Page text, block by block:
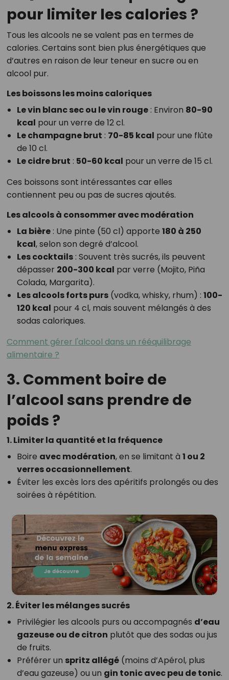
pour limiter les calories ?
Tous les alcools ne se valent pas en termes de
calories. Certains sont bien plus énergétiques que
d’autres en raison de leur teneur en sucre ou en
alcool pur.
Les boissons les moins caloriques
Le vin blanc sec ou le vin rouge: Environ 80-90
kcal pour un verre de 12 cl.
Le champagne brut : 70-85 kcal pour une flûte
de 10 cl.
Le cidre brut : 50-60 kcal pour un verre de 15 cl.
Ces boissons sont intéressantes car elles
contiennent peu ou pas de sucres ajoutés.
Les alcools à consommer avec modération
La bière: Une pinte (50 cl) apporte 180 à 250
kcal, selon son degré d’alcool.
Les cocktails: Souvent très sucrés, ils peuvent
dépasser 200-300 kcal par verre (Mojito, Piña
Colada, Margarita).
Les alcools forts purs(vodka, whisky, rhum) : 100-
120 kcal pour 4 cl, mais souvent mélangés à des
sodas caloriques.
Comment gérer l'alcool dans un rééquilibrage
alimentaire ?
3. Comment boire de
l’alcool sans prendre de
poids ?
1. Limiter la quantité et la fréquence
Boire avec modération, en se limitant à 1 ou 2
verres occasionnellement.
Éviter les excès lors des apéritifs prolongés ou des
soirées à répétition.
2. Éviter les mélanges sucrés
Privilégier les alcools purs ou accompagnés d’eau
gazeuse ou de citron plutôt que des sodas ou jus
de fruits.
Préférer un spritz allégé(moins d’Apérol, plus
d’eau gazeuse) ou un gin tonic avec peu de tonic.